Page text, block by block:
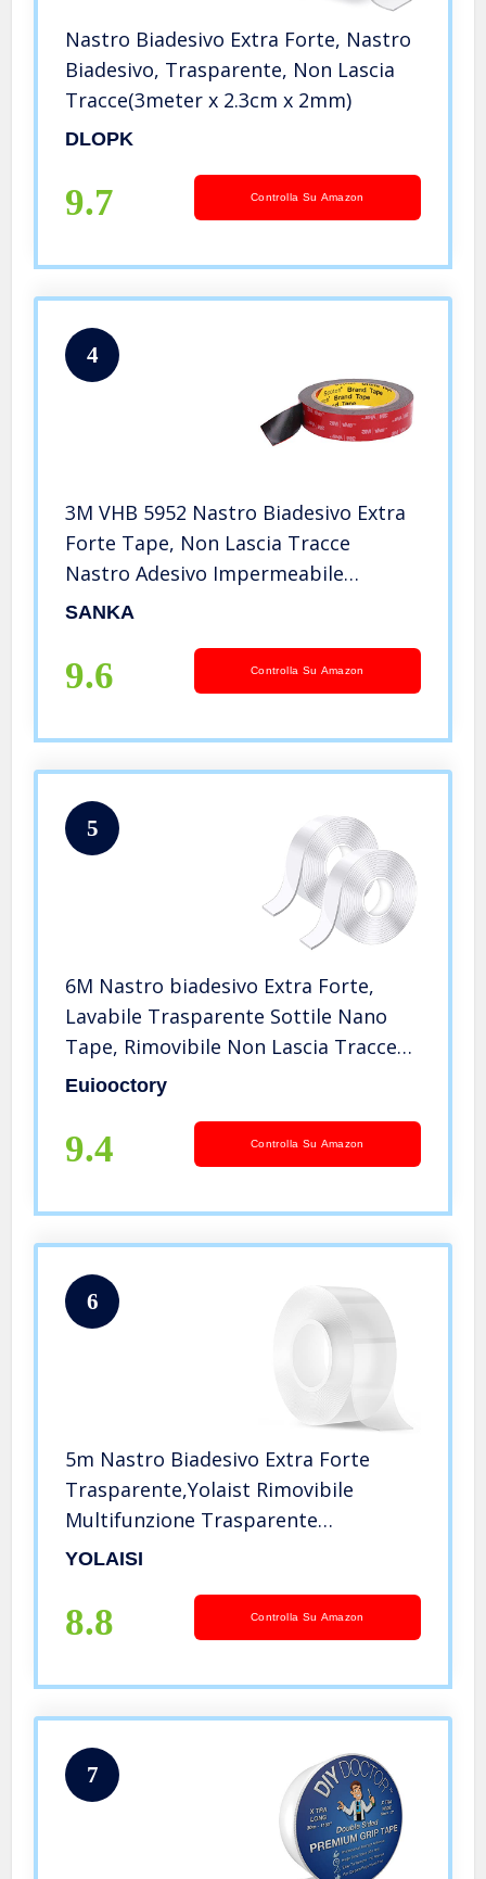
Nastro Biadesivo Extra Forte, Nastro
Biadesivo, Trasparente, Non Lascia
Tracce(3meter x 2.3cm x 2mm)
DLOPK
9.7 Controlla Su Amazon
4
3M VHB 5952 Nastro Biadesivo Extra
Forte Tape, Non Lascia Tracce
Nastro Adesivo Impermeabile
Resistente alte Temperature per
Riparazione, Installazione (2CM x
4,7m)
SANKA
9.6 Controlla Su Amazon
5
6M Nastro biadesivo Extra Forte,
Lavabile Trasparente Sottile Nano
Tape, Rimovibile Non Lascia Tracce
Multifunzionale Nano Potent Tape
Euiooctory
9.4 Controlla Su Amazon
6
5m Nastro Biadesivo Extra Forte
Trasparente,Yolaist Rimovibile
Multifunzione Trasparente
Biadesivo,Nastro Adesivo di
YOLAISI
8.8 Controlla Su Amazon
7